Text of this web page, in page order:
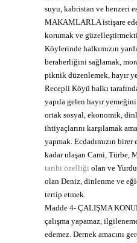
suyu, kabristan ve benzeri
MAKAMLARLA istişare
korumak ve
Köylerinde halkımızın
beraberliğini sağlamak,
piknik düzenlemek, hayır
Recepli Köyü halkı
yapıla gelen hayır
ortak sosyal, ekonomik,
ihtiyaçlarını karşılamak
yapmak. Ecdadımızın
kadar ulaşan Cami, Türbe,
tarihi özelliği olan ve
olan Deniz, dinlenme ve
tertip etmek.
Madde 4- ÇALIŞMA
çalışma yapamaz,
edemez. Dernek amacını